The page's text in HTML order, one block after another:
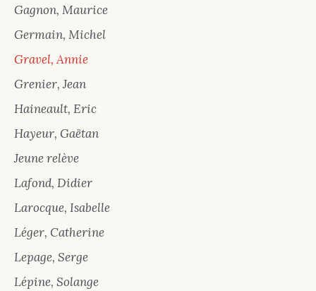
Gagnon, Maurice
Germain, Michel
Gravel, Annie
Grenier, Jean
Haineault, Eric
Hayeur, Gaëtan
Jeune relève
Lafond, Didier
Larocque, Isabelle
Léger, Catherine
Lepage, Serge
Lépine, Solange